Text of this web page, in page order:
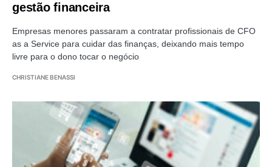
gestão financeira
Empresas menores passaram a contratar profissionais de CFO
as a Service para cuidar das finanças, deixando mais tempo
livre para o dono tocar o negócio
CHRISTIANE BENASSI